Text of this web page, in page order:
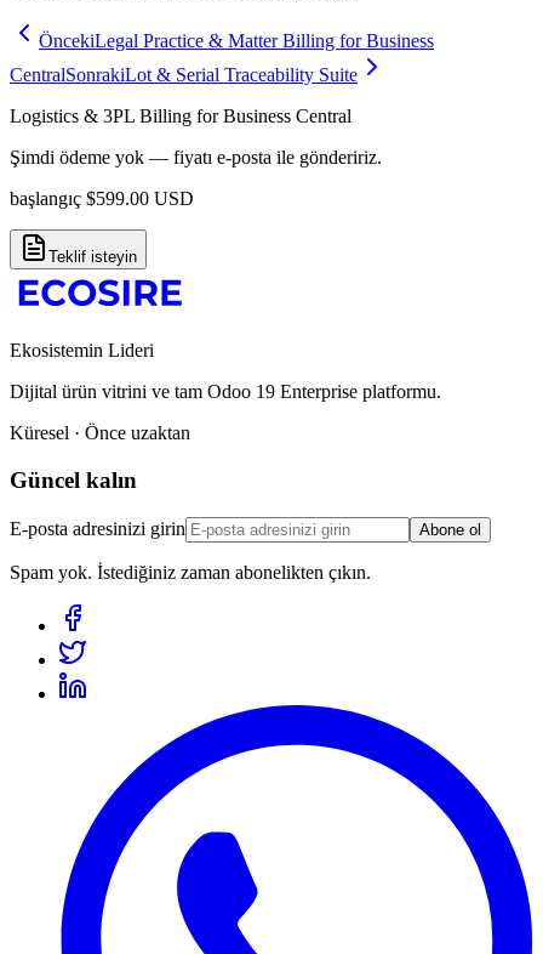
ÖncekiLegal Practice & Matter Billing for Business
CentralSonrakiLot & Serial Traceability Suite
Logistics & 3PL Billing for Business Central
Şimdi ödeme yok — fiyatı e-posta ile göndeririz.
başlangıç $599.00 USD
Teklif isteyin
Ekosistemin Lideri
Dijital ürün vitrini ve tam Odoo 19 Enterprise platformu.
Küresel · Önce uzaktan
Güncel kalın
E-posta adresinizi girin Abone ol
Spam yok. İstediğiniz zaman abonelikten çıkın.